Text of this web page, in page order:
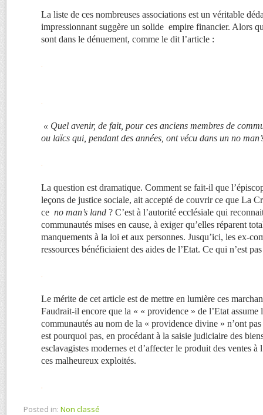
La liste de ces nombreuses associations est un véritable
impressionnant suggère un solide empire financier. Alors
sont dans le dénuement, comme le dit l’article :
.
.
« Quel avenir, de fait, pour ces anciens membres de
ou laïcs qui, pendant des années, ont vécu dans un no
.
La question est dramatique. Comment se fait-il que
leçons de justice sociale, ait accepté de couvrir ce que La
ce no man’s land ? C’est à l’autorité ecclésiale qui
communautés mises en cause, à exiger qu’elles réparent
manquements à la loi et aux personnes. Jusqu’ici, les ex-
ressources bénéficiaient des aides de l’Etat. Ce qui n’est
.
Le mérite de cet article est de mettre en lumière ces
Faudrait-il encore que la « « providence » de l’Etat assume
communautés au nom de la « providence divine » n’ont
est pourquoi pas, en procédant à la saisie judiciaire des
esclavagistes modernes et d’affecter le produit des ventes à
ces malheureux exploités.
.
Posted in: Non classé